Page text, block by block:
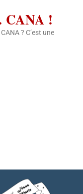
CANA !
? C’est une